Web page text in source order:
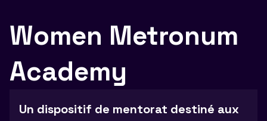
Women Metronum
Academy
Un dispositif de mentorat destiné aux